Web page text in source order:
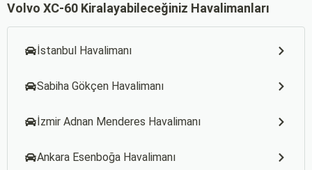
Volvo XC-60 Kiralayabileceğiniz Havalimanları
İstanbul Havalimanı
Sabiha Gökçen Havalimanı
İzmir Adnan Menderes Havalimanı
Ankara Esenboğa Havalimanı